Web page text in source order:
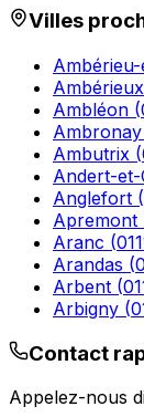
Villes
Ambléon (
Ambronay
Ambutrix (
Andert-
Anglefort (
Apremont
Aranc (
Arandas (
Arbent (
Arbigny (
Contact
Appelez-nous